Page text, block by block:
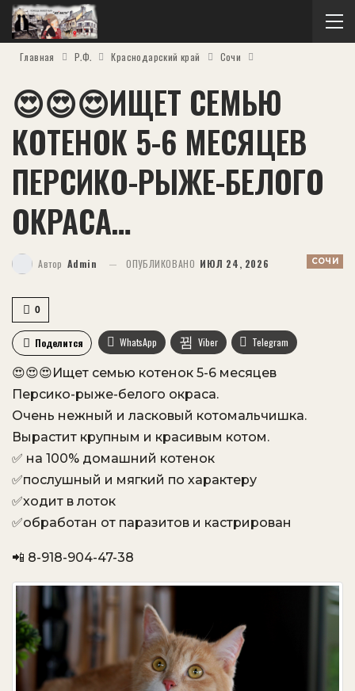
Главная Р.Ф. Краснодарский край Сочи
😍😍😍ИЩЕТ СЕМЬЮ
КОТЕНОК 5-6 МЕСЯЦЕВ
ПЕРСИКО-РЫЖЕ-БЕЛОГО
ОКРАСА…
СОЧИ
Автор Admin ОПУБЛИКОВАНО ИЮЛ 24, 2026
0
Поделится WhatsApp Viber Telegram
VK OK.ru
😍😍😍Ищет семью котенок 5-6 месяцев
Персико-рыже-белого окраса.
Очень нежный и ласковый котомальчишка.
Вырастит крупным и красивым котом.
✅ на 100% домашний котенок
✅послушный и мягкий по характеру
✅ходит в лоток
✅обработан от паразитов и кастрирован
📲 8-918-904-47-38